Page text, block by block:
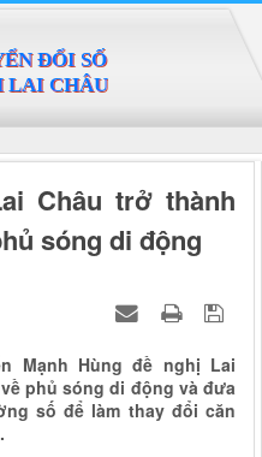
Châu trở thành
sóng di động
Mạnh Hùng đề nghị Lai
phủ sóng di động và đưa
số để làm thay đổi căn